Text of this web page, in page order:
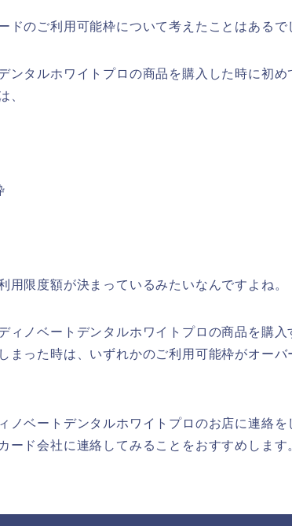
ドのご利用可能枠について考えたことはあるで
ンタルホワイトプロの商品を購入した時に初め
、
用限度額が決まっているみたいなんですよね。
ィノベートデンタルホワイトプロの商品を購入
まった時は、いずれかのご利用可能枠がオーバ
ノベートデンタルホワイトプロのお店に連絡を
ード会社に連絡してみることをおすすめします